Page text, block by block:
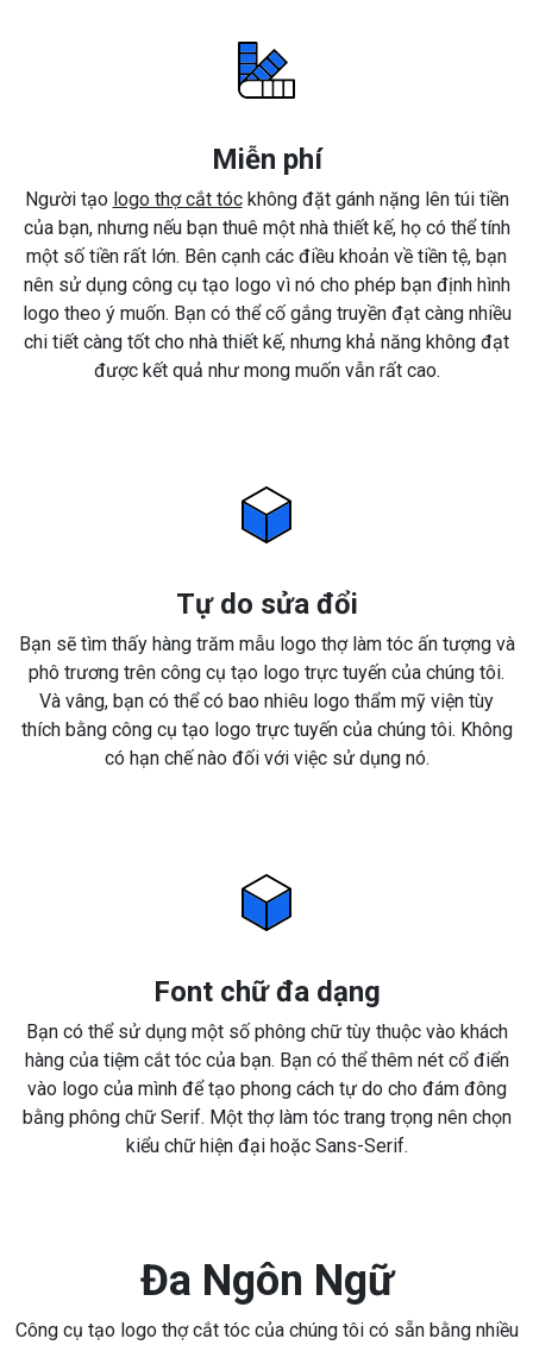
Miễn phí
Người tạo logo thợ cắt tóckhông đặt gánh nặng lên túi tiền
của bạn, nhưng nếu bạn thuê một nhà thiết kế, họ có thể tính
một số tiền rất lớn. Bên cạnh các điều khoản về tiền tệ, bạn
nên sử dụng công cụ tạo logo vì nó cho phép bạn định hình
logo theo ý muốn. Bạn có thể cố gắng truyền đạt càng nhiều
chi tiết càng tốt cho nhà thiết kế, nhưng khả năng không đạt
được kết quả như mong muốn vẫn rất cao.
Tự do sửa đổi
Bạn sẽ tìm thấy hàng trăm mẫu logo thợ làm tóc ấn tượng và
phô trương trên công cụ tạo logo trực tuyến của chúng tôi.
Và vâng, bạn có thể có bao nhiêu logo thẩm mỹ viện tùy
thích bằng công cụ tạo logo trực tuyến của chúng tôi. Không
có hạn chế nào đối với việc sử dụng nó.
Font chữ đa dạng
Bạn có thể sử dụng một số phông chữ tùy thuộc vào khách
hàng của tiệm cắt tóc của bạn. Bạn có thể thêm nét cổ điển
vào logo của mình để tạo phong cách tự do cho đám đông
bằng phông chữ Serif. Một thợ làm tóc trang trọng nên chọn
kiểu chữ hiện đại hoặc Sans-Serif.
Đa Ngôn Ngữ
Công cụ tạo logo thợ cắt tóc của chúng tôi có sẵn bằng nhiều